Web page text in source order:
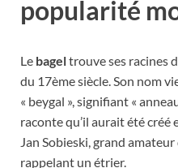
popularité
Le bageltrouve ses racines
du 17ème siècle. Son nom
« beygal », signifiant «
raconte qu’il aurait été créé
Jan Sobieski, grand
rappelant un étrier.